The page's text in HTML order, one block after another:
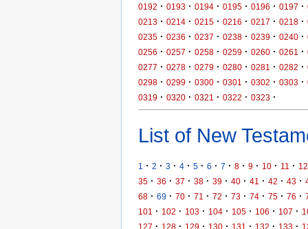
0192 · 0193 · 0194 · 0195 · 0196 · 0197 ·
0213 · 0214 · 0215 · 0216 · 0217 · 0218 ·
0235 · 0236 · 0237 · 0238 · 0239 · 0240 ·
0256 · 0257 · 0258 · 0259 · 0260 · 0261 ·
0277 · 0278 · 0279 · 0280 · 0281 · 0282 ·
0298 · 0299 · 0300 · 0301 · 0302 · 0303 ·
0319 · 0320 · 0321 · 0322 · 0323 ·
List of New
1 · 2 · 3 · 4 · 5 · 6 · 7 · 8 · 9 · 10 · 11 · 12
35 · 36 · 37 · 38 · 39 · 40 · 41 · 42 · 43 ·
68 · 69 · 70 · 71 · 72 · 73 · 74 · 75 · 76 ·
101
· 102 · 103 · 104 · 105 · 106 · 107 ·
127 · 128 · 129 · 130 · 131 · 132 · 133 ·